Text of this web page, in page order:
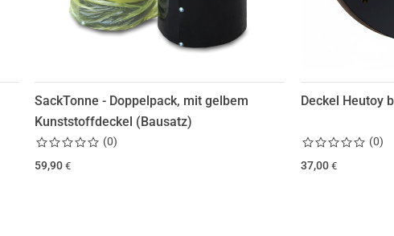
SackTonne - Doppelpack, mit gelbem
Kunststoffdeckel (Bausatz)
(0)
59,90 €
Deckel Heutoy
(0)
37,00 €